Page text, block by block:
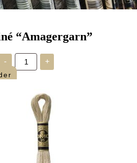
“Amagergarn”
-
DMC
Mouliné
"Amagergarn"
antal
+